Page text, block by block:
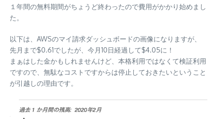
１年間の無料期間がちょうど終わったので費用がかかり始めまし
た。
以下は、AWSのマイ請求ダッシュボードの画像になりますが、
先月まで$0.61でしたが、今月10日経過して$4.05に！
まぁはした金かもしれませんけど、本格利用ではなくて検証利用
ですので、無駄なコストですからは停止しておきたいということ
が引越しの理由です。